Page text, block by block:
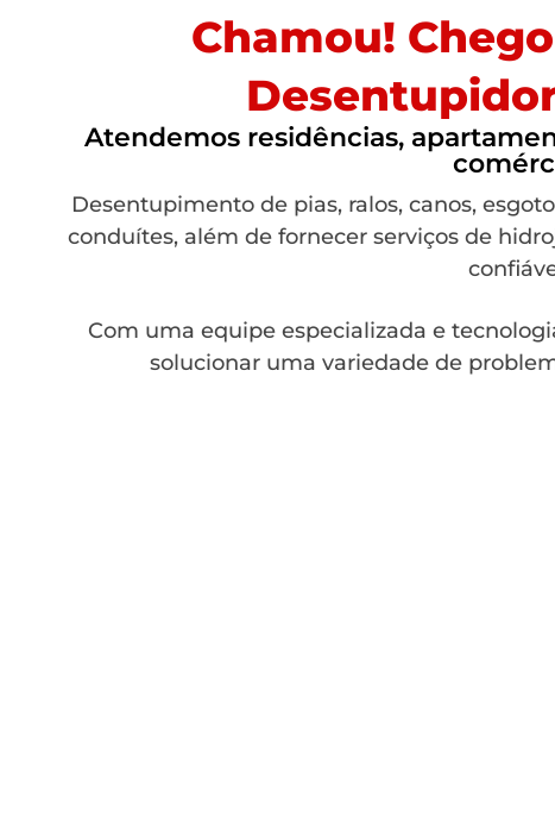
Chamou!
Atendemos residências,
Desentupimento de pias, ralos, canos,
conduítes, além de fornecer serviços de
Com uma equipe especializada e
solucionar uma variedade de